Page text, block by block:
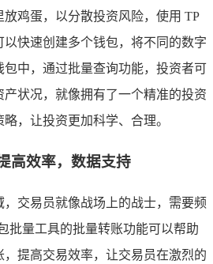
鸡蛋，以分散投资风险，使用 TP
快速创建多个钱包，将不同的数字
中，通过批量查询功能，投资者可
状况，就像拥有了一个精准的投资
，让投资更加科学、合理。
高效率，数据支持
交易员就像战场上的战士，需要频
批量工具的批量转账功能可以帮助
提高交易效率，让交易员在激烈的